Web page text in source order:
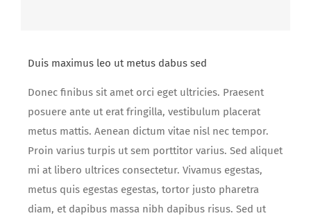
Duis maximus leo ut metus dabus sed
Donec finibus sit amet orci eget ultricies. Praesent
posuere ante ut erat fringilla, vestibulum placerat
metus mattis. Aenean dictum vitae nisl nec tempor.
Proin varius turpis ut sem porttitor varius. Sed aliquet
mi at libero ultrices consectetur. Vivamus egestas,
metus quis egestas egestas, tortor justo pharetra
diam, et dapibus massa nibh dapibus risus. Sed ut